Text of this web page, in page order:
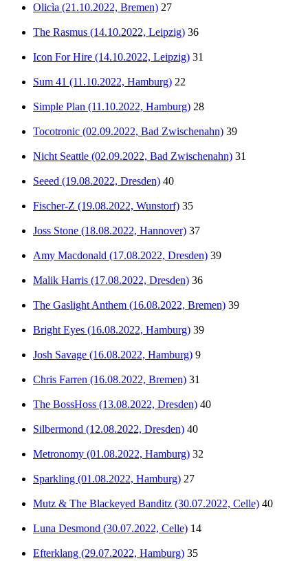
Olicìa (21.10.2022, Bremen) 27
The Rasmus (14.10.2022, Leipzig) 36
Icon For Hire (14.10.2022, Leipzig) 31
Sum 41 (11.10.2022, Hamburg) 22
Simple Plan (11.10.2022, Hamburg) 28
Tocotronic (02.09.2022, Bad Zwischenahn) 39
Nicht Seattle (02.09.2022, Bad Zwischenahn) 31
Seeed (19.08.2022, Dresden) 40
Fischer-Z (19.08.2022, Wunstorf) 35
Joss Stone (18.08.2022, Hannover) 37
Amy Macdonald (17.08.2022, Dresden) 39
Malik Harris (17.08.2022, Dresden) 36
The Gaslight Anthem (16.08.2022, Bremen) 39
Bright Eyes (16.08.2022, Hamburg) 39
Josh Savage (16.08.2022, Hamburg) 9
Chris Farren (16.08.2022, Bremen) 31
The BossHoss (13.08.2022, Dresden) 40
Silbermond (12.08.2022, Dresden) 40
Metronomy (01.08.2022, Hamburg) 32
Sparkling (01.08.2022, Hamburg) 27
Mutz & The Blackeyed Banditz (30.07.2022, Celle) 40
Luna Desmond (30.07.2022, Celle) 14
Efterklang (29.07.2022, Hamburg) 35